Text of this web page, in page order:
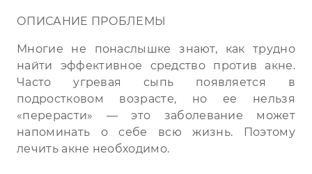
ОПИСАНИЕ ПРОБЛЕМЫ
Многие не понаслышке знают, как трудно
найти эффективное средство против акне.
Часто угревая сыпь появляется в
подростковом возрасте, но ее нельзя
«перерасти» — это заболевание может
напоминать о себе всю жизнь. Поэтому
лечить акне необходимо.